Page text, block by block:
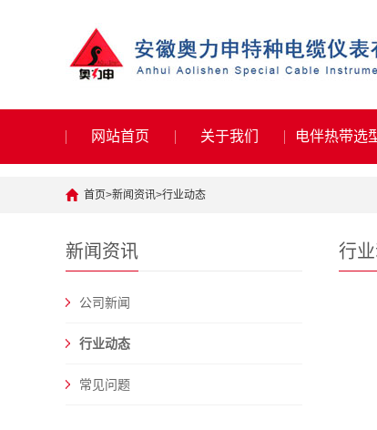
网站首页 关于我们 电伴热带选
首页>新闻资讯>行业动态
新闻资讯
公司新闻
行业动态
常见问题
行